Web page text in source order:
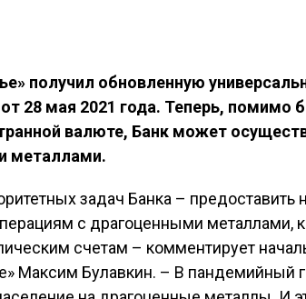
получил обновленную
28 мая 2021 года. Теперь, помимо
валюте, Банк может
металлами.
задач Банка – предоставить
с драгоценными металлами,
счетам – комментирует
Максим Булавкин. – В пандемийный